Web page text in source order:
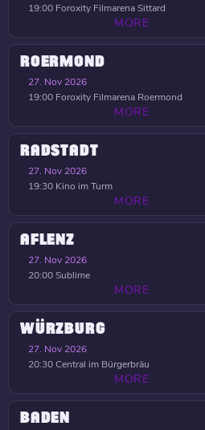
19:00 Foroxity Filmarena Sittard
MORE
ROERMOND
27. Nov 2026
19:00 Foroxity Filmarena Roermond
MORE
RADSTADT
27. Nov 2026
19:30 Kino im Turm
MORE
AFLENZ
27. Nov 2026
20:00Sublime
MORE
WÜRZBURG
27. Nov 2026
20:30Central im Bürgerbräu
MORE
BADEN